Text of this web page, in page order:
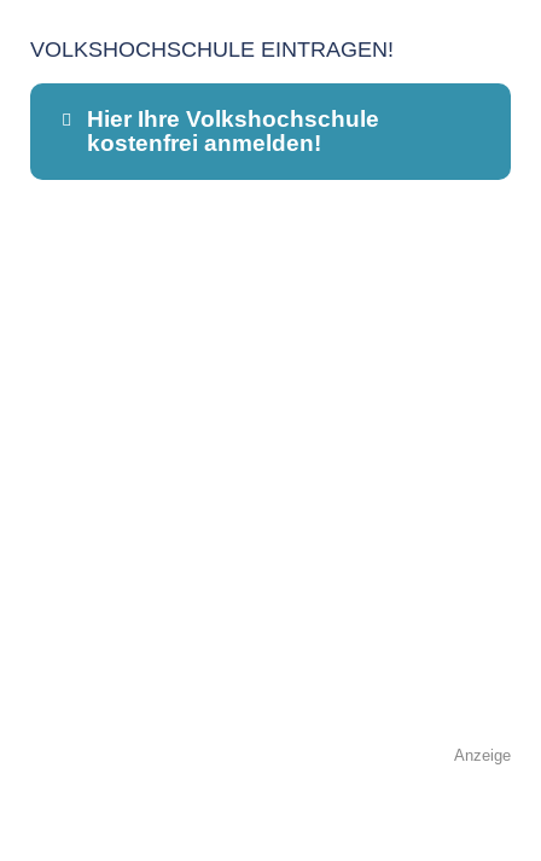
VOLKSHOCHSCHULE EINTRAGEN!
Hier Ihre Volkshochschule
kostenfrei anmelden!
Anzeige